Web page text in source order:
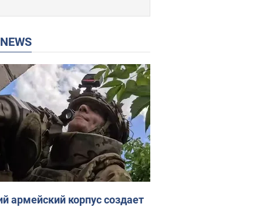
NEWS
армейский корпус создает